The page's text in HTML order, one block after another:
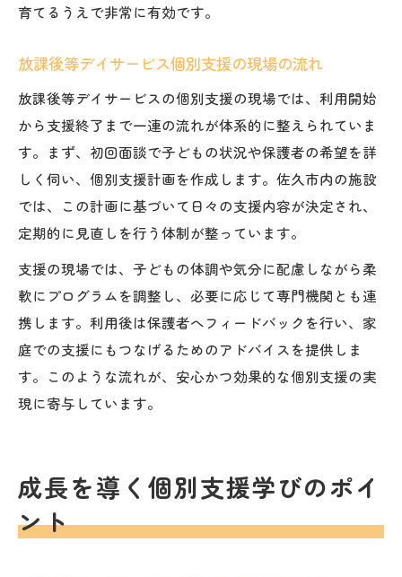
育てるうえで非常に有効です。
放課後等デイサービス個別支援の現場の流れ
放課後等デイサービスの個別支援の現場では、利用開始
から支援終了まで一連の流れが体系的に整えられていま
す。まず、初回面談で子どもの状況や保護者の希望を詳
しく伺い、個別支援計画を作成します。佐久市内の施設
では、この計画に基づいて日々の支援内容が決定され、
定期的に見直しを行う体制が整っています。
支援の現場では、子どもの体調や気分に配慮しながら柔
軟にプログラムを調整し、必要に応じて専門機関とも連
携します。利用後は保護者へフィードバックを行い、家
庭での支援にもつなげるためのアドバイスを提供しま
す。このような流れが、安心かつ効果的な個別支援の実
現に寄与しています。
成長を導く個別支援学びのポイ
ント